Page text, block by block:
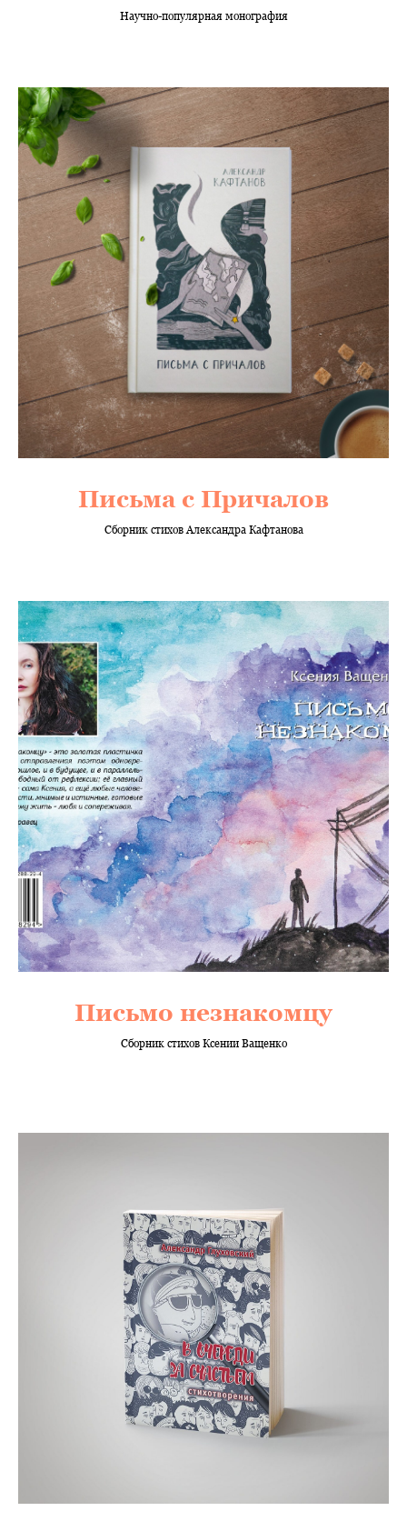
Научно-популярная монография
Письма с Причалов
Сборник стихов Александра Кафтанова
Письмо незнакомцу
Сборник стихов Ксении Ващенко